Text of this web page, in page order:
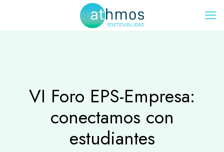
VI Foro EPS-Empresa:
conectamos con
estudiantes